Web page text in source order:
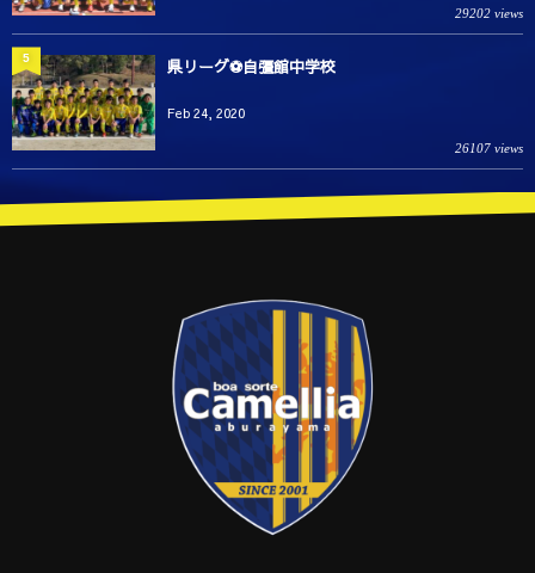
29202 views
県リーグ⚽️自彊館中学校
Feb 24, 2020
26107 views
5